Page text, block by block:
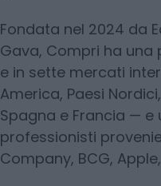
Fondata nel 2024 da
Gava, Compri ha una
e in sette mercati
America, Paesi
Spagna e Francia — e
professionisti
Company, BCG,